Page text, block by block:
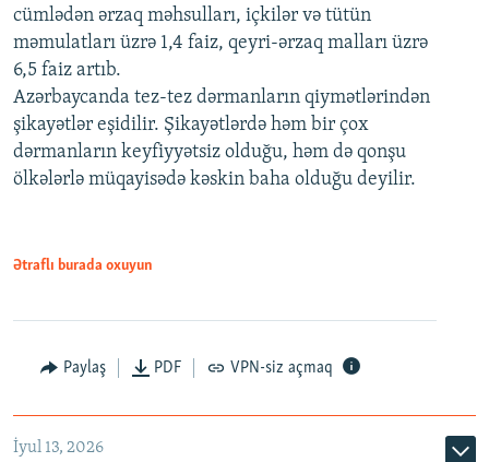
cümlədən ərzaq məhsulları, içkilər və tütün
məmulatları üzrə 1,4 faiz, qeyri-ərzaq malları üzrə
6,5 faiz artıb.
Azərbaycanda tez-tez dərmanların qiymətlərindən
şikayətlər eşidilir. Şikayətlərdə həm bir çox
dərmanların keyfiyyətsiz olduğu, həm də qonşu
ölkələrlə müqayisədə kəskin baha olduğu deyilir.
Ətraflı burada oxuyun
Paylaş PDF VPN-siz açmaq
İyul 13, 2026